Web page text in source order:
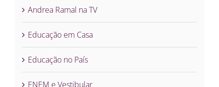
Andrea Ramal na TV
Educação em Casa
Educação no País
ENEM e Vestibular